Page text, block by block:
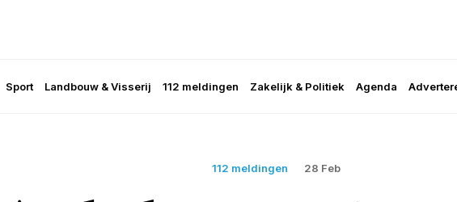
Sport Landbouw & Visserij 112 meldingen Zakelijk & Politiek Agenda
112 meldingen 28 Feb